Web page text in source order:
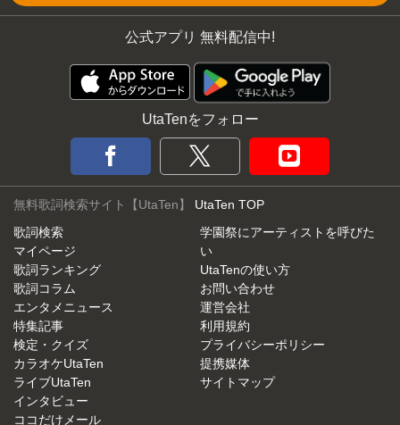
公式アプリ 無料配信中!
UtaTenをフォロー
無料歌詞検索サイト【UtaTen】 UtaTen TOP
歌詞検索
マイページ
歌詞ランキング
歌詞コラム
エンタメニュース
特集記事
検定・クイズ
カラオケUtaTen
ライブUtaTen
インタビュー
ココだけメール
学園祭にアーティストを呼びた
い
UtaTenの使い方
お問い合わせ
運営会社
利用規約
プライバシーポリシー
提携媒体
サイトマップ